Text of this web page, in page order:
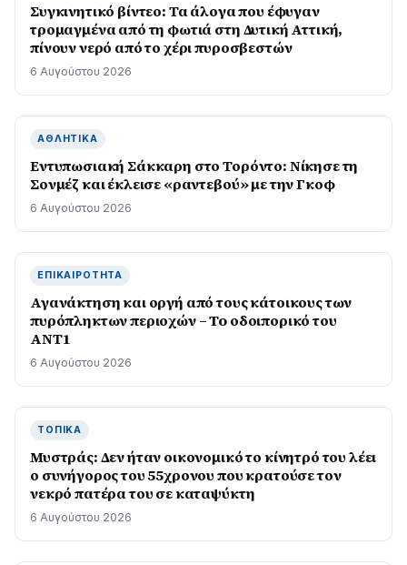
Συγκινητικό βίντεο: Τα άλογα που έφυγαν
τρομαγμένα από τη φωτιά στη Δυτική Αττική,
πίνουν νερό από το χέρι πυροσβεστών
6 Αυγούστου 2026
ΑΘΛΗΤΙΚΆ
Εντυπωσιακή Σάκκαρη στο Τορόντο: Νίκησε τη
Σονμέζ και έκλεισε «ραντεβού» με την Γκοφ
6 Αυγούστου 2026
ΕΠΙΚΑΙΡΌΤΗΤΑ
Αγανάκτηση και οργή από τους κάτοικους των
πυρόπληκτων περιοχών – To οδοιπορικό του
ΑΝΤ1
6 Αυγούστου 2026
ΤΟΠΙΚΆ
Μυστράς: Δεν ήταν οικονομικό το κίνητρό του λέει
ο συνήγορος του 55χρονου που κρατούσε τον
νεκρό πατέρα του σε καταψύκτη
6 Αυγούστου 2026